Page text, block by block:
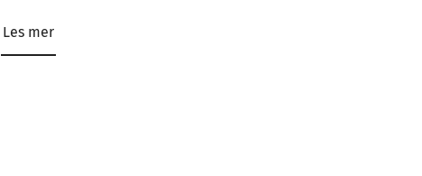
Les mer